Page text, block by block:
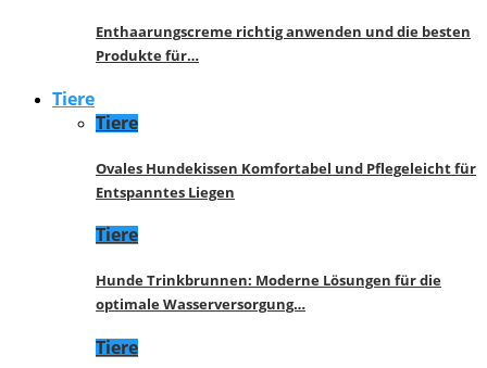
Enthaarungscreme richtig anwenden und die besten
Produkte für…
Tiere
Tiere
Ovales Hundekissen Komfortabel und Pflegeleicht für
Entspanntes Liegen
Tiere
Hunde Trinkbrunnen: Moderne Lösungen für die
optimale Wasserversorgung…
Tiere